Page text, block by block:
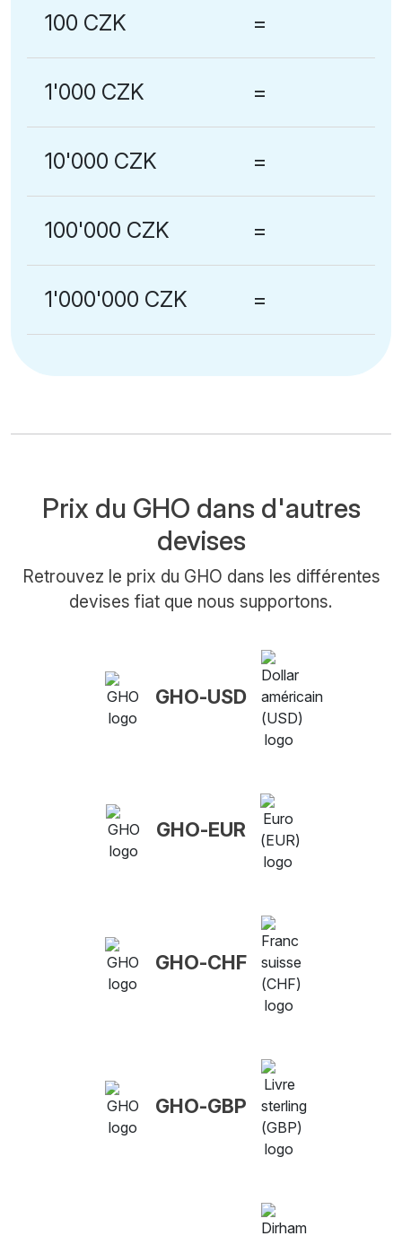
100 CZK =
1'000 CZK =
10'000 CZK =
100'000 CZK =
1'000'000 CZK =
Prix du GHO dans d'autres
devises
Retrouvez le prix du GHO dans les différentes
devises fiat que nous supportons.
GHO-USD
GHO-EUR
GHO-CHF
GHO-GBP